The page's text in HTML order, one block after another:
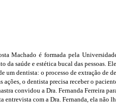
Machado é formada pela
da saúde e estética bucal das pessoas.
um dentista: o processo de extração de
ações, o dentista precisa receber o
convidou a Dra. Fernanda Ferreira
entrevista com a Dra. Fernanda, ela não